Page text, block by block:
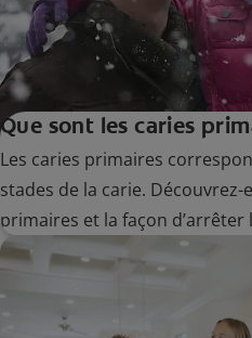
Que sont les caries
Les caries primaires
stades de la carie.
primaires et la façon
d’éviter des soins invasifs.